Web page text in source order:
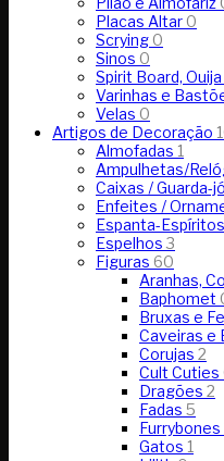
Placas Altar 0
Scrying 0
Sinos 0
Spirit Board, Ouija
Varinhas e
Velas 0
Artigos de Decoração
Almofadas 1
Ampulhetas/
Caixas / Guarda-
Enfeites /
Espanta-
Espelhos3
Figuras 60
Aranhas,
Baphomet
Bruxas e
Caveiras e
Corujas 2
Cult Cuties
Dragões 2
Fadas 5
Furrybones
Gatos 1